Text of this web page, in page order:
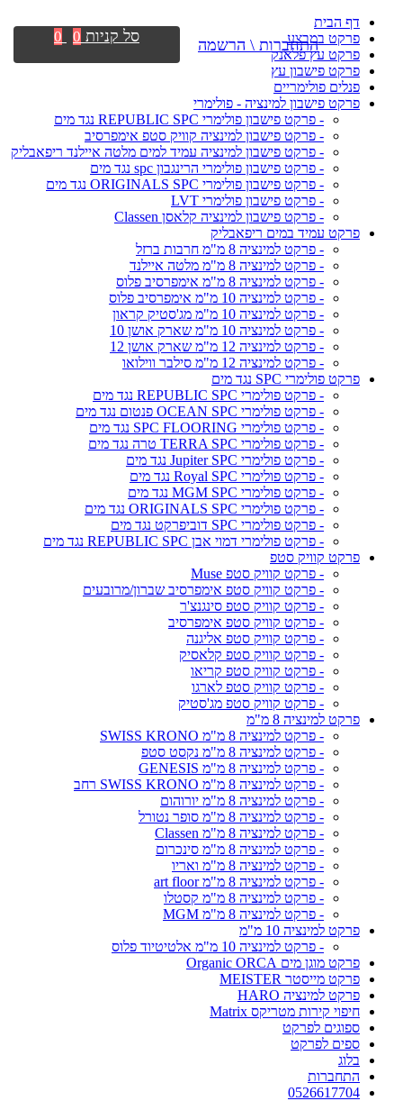
דף הבית
פרקט במבצע
פרקט עץ פלאנק
פרקט פישבון עץ
פנלים פולימריים
פרקט פישבון למינציה - פולימרי
- פרקט פישבון פולימרי REPUBLIC SPC נגד מים
- פרקט פישבון למינציה קוויק סטפ אימפרסיב
- פרקט פישבון למינציה עמיד למים מלטה איילנד ריפאבליק
- פרקט פישבון פולימרי הרינגבון spc נגד מים
- פרקט פישבון פולימרי ORIGINALS SPC נגד מים
- פרקט פישבון פולימרי LVT
- פרקט פישבון למינציה קלאסן Classen
פרקט עמיד במים ריפאבליק
- פרקט למינציה 8 מ"מ חרבות ברזל
- פרקט למינציה 8 מ"מ מלטה איילנד
- פרקט למינציה 8 מ"מ אימפרסיב פלוס
- פרקט למינציה 10 מ"מ אימפרסיב פלוס
- פרקט למינציה 10 מ"מ מג'סטיק קראון
- פרקט למינציה 10 מ"מ שארק אושן 10
- פרקט למינציה 12 מ"מ שארק אושן 12
- פרקט למינציה 12 מ"מ סילבר ווילואו
פרקט פולימרי SPC נגד מים
- פרקט פולימרי REPUBLIC SPC נגד מים
- פרקט פולימרי OCEAN SPC פנטום נגד מים
- פרקט פולימרי SPC FLOORING נגד מים
- פרקט פולימרי TERRA SPC טרה נגד מים
- פרקט פולימרי Jupiter SPC נגד מים
- פרקט פולימרי Royal SPC נגד מים
- פרקט פולימרי MGM SPC נגד מים
- פרקט פולימרי ORIGINALS SPC נגד מים
- פרקט פולימרי SPC דוביפרקט נגד מים
- פרקט פולימרי דמוי אבן REPUBLIC SPC נגד מים
פרקט קוויק סטפ
- פרקט קוויק סטפ Muse
- פרקט קוויק סטפ אימפרסיב שברון/מרובעים
- פרקט קוויק סטפ סינגנצ'ר
- פרקט קוויק סטפ אימפרסיב
- פרקט קוויק סטפ אליגנה
- פרקט קוויק סטפ קלאסיק
- פרקט קוויק סטפ קריאו
- פרקט קוויק סטפ לארגו
- פרקט קוויק סטפ מג'סטיק
פרקט למינציה 8 מ"מ
- פרקט למינציה 8 מ"מ SWISS KRONO
- פרקט למינציה 8 מ"מ נקסט סטפ
- פרקט למינציה 8 מ"מ GENESIS
- פרקט למינציה 8 מ"מ SWISS KRONO רחב
- פרקט למינציה 8 מ"מ יורוהום
- פרקט למינציה 8 מ"מ סופר נטורל
- פרקט למינציה 8 מ"מ Classen
- פרקט למינציה 8 מ"מ סינכרום
- פרקט למינציה 8 מ"מ ואריו
- פרקט למינציה 8 מ"מ art floor
- פרקט למינציה 8 מ"מ קסטלו
- פרקט למינציה 8 מ"מ MGM
פרקט למינציה 10 מ"מ
- פרקט למינציה 10 מ"מ אלטיטיוד פלוס
פרקט מוגן מים Organic ORCA
פרקט מייסטר MEISTER
פרקט למינציה HARO
חיפוי קירות מטריקס Matrix
ספוגים לפרקט
ספים לפרקט
בלוג
התחברות
0526617704
התחברות \ הרשמה סל קניות 0
0